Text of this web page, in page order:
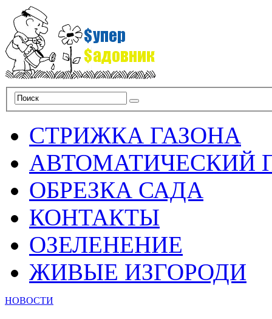
СТРИЖКА ГАЗОНА
АВТОМАТИЧЕСКИЙ
ОБРЕЗКА САДА
КОНТАКТЫ
ОЗЕЛЕНЕНИЕ
ЖИВЫЕ ИЗГОРОДИ
НОВОСТИ